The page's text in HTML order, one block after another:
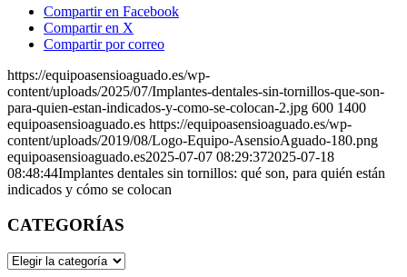
Compartir en Facebook
Compartir en X
Compartir por correo
https://equipoasensioaguado.es/wp-
content/uploads/2025/07/Implantes-dentales-sin-tornillos-que-son-
para-quien-estan-indicados-y-como-se-colocan-2.jpg 600 1400
equipoasensioaguado.es https://equipoasensioaguado.es/wp-
content/uploads/2019/08/Logo-Equipo-AsensioAguado-180.png
equipoasensioaguado.es2025-07-07 08:29:372025-07-18
08:48:44Implantes dentales sin tornillos: qué son, para quién están
indicados y cómo se colocan
CATEGORÍAS
CATEGORÍAS